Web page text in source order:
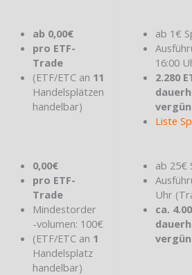
ab 0,00€
pro ETF-
Trade
(ETF/ETC an 11
Handelsplätzen
handelbar)
ab 1€
16:00
2.280
Liste
0,00€
pro ETF-
Trade
Mindestorder
-volumen: 100€
(ETF/ETC an 1
Handelsplatz
handelbar)
ab 25€
Uhr
ca.